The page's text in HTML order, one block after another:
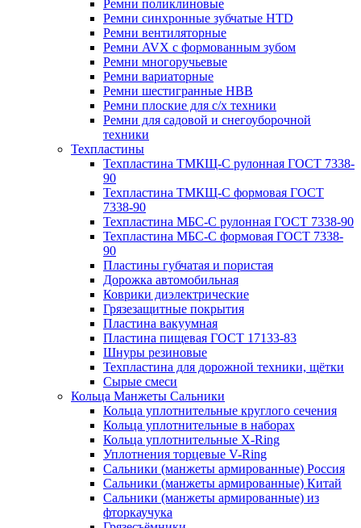
Ремни поликлиновые
Ремни синхронные зубчатые HTD
Ремни вентиляторные
Ремни AVX с формованным зубом
Ремни многоручьевые
Ремни вариаторные
Ремни шестигранные HBB
Ремни плоские для с/х техники
Ремни для садовой и снегоуборочной
техники
Техпластины
Техпластина ТМКЩ-С рулонная ГОСТ 7338-
90
Техпластина ТМКЩ-С формовая ГОСТ
7338-90
Техпластина МБС-С рулонная ГОСТ 7338-90
Техпластина МБС-С формовая ГОСТ 7338-
90
Пластины губчатая и пористая
Дорожка автомобильная
Коврики диэлектрические
Грязезащитные покрытия
Пластина вакуумная
Пластина пищевая ГОСТ 17133-83
Шнуры резиновые
Техпластина для дорожной техники, щётки
Сырые смеси
Кольца Манжеты Сальники
Кольца уплотнительные круглого сечения
Кольца уплотнительные в наборах
Кольца уплотнительные Х-Ring
Уплотнения торцевые V-Ring
Сальники (манжеты армированные) Россия
Сальники (манжеты армированные) Китай
Сальники (манжеты армированные) из
фторкаучука